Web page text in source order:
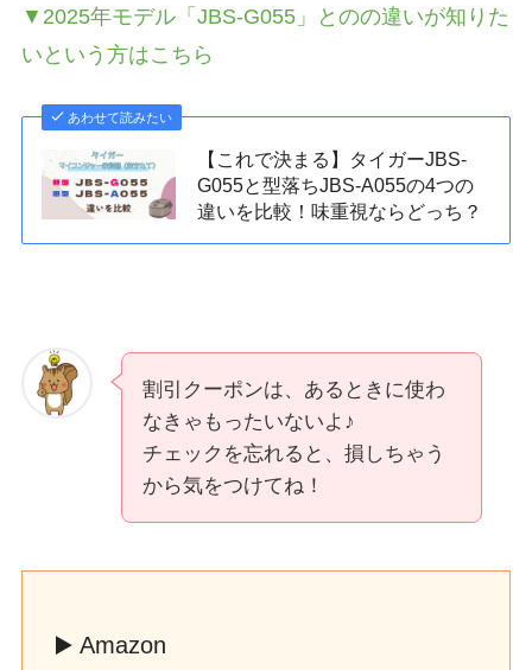
▼2025年モデル「JBS-G055」とのの違いが知りた
いという方はこちら
あわせて読みたい
【これで決まる】タイガーJBS-
G055と型落ちJBS-A055の4つの
違いを比較！味重視ならどっち？
割引クーポンは、あるときに使わ
なきゃもったいないよ♪
チェックを忘れると、損しちゃう
から気をつけてね！
▶️ Amazon